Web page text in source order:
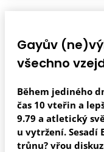
Gayův
všechno
Během jediného
čas 10 vteřin a
9.79 a atletický
u vytržení. Sesadí
trůnu? vřou